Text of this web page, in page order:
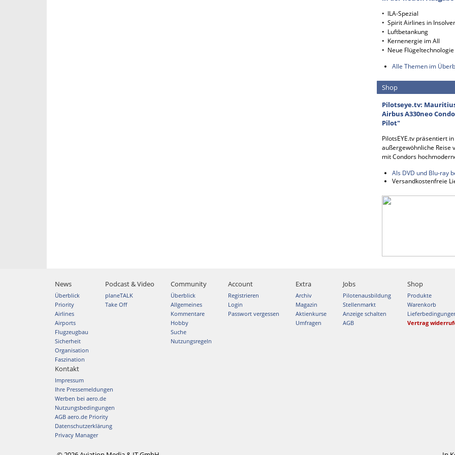
• ILA-Spezial
• Spirit Airlines in
• Luftbetankung
• Kernenergie im All
• Neue Flügeltechnologie
Alle Themen im
Shop
Pilotseye.tv:
Airbus A330neo
Pilot"
PilotsEYE.tv präsentiert
außergewöhnliche Reise
mit Condors
Als DVD und Blu-ray
Versandkostenfreie
News
Überblick
Priority
Airlines
Airports
Flugzeugbau
Sicherheit
Organisation
Faszination
Podcast & Video
planeTALK
Take Off
Community
Überblick
Allgemeines
Kommentare
Hobby
Suche
Nutzungsregeln
Account
Registrieren
Login
Passwort vergessen
Extra
Archiv
Magazin
Aktienkurse
Umfragen
Jobs
Pilotenausbildung
Stellenmarkt
Anzeige schalten
AGB
Shop
Produkte
Warenkorb
Vertrag
Kontakt
Impressum
Ihre Pressemeldungen
Werben bei aero.de
Nutzungsbedingungen
AGB aero.de Priority
Datenschutzerklärung
Privacy Manager